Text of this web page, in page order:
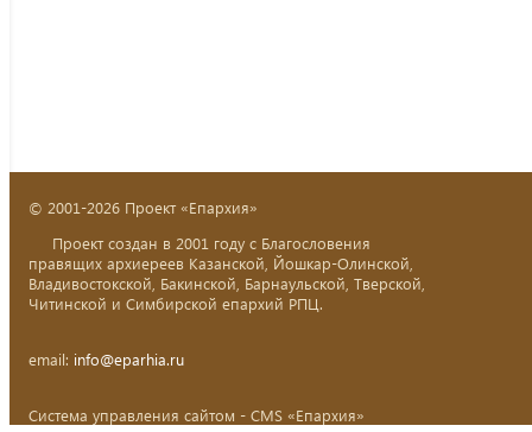
© 2001-2026 Проект «Епархия»
Проект создан в 2001 году с Благословения
правящих архиереев Казанской, Йошкар-Олинской,
Владивостокской, Бакинской, Барнаульской, Тверской,
Читинской и Симбирской епархий РПЦ.
email: info@eparhia.ru
Система управления сайтом - CMS «Епархия»